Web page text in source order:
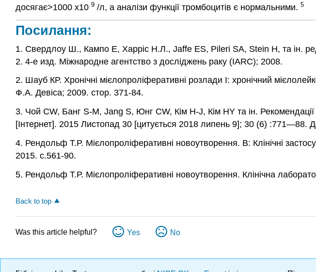
досягає>1000 x10 9 /л, а аналізи функції тромбоцитів є нормальними. 5
Посилання:
1. Свердлоу Ш., Кампо Е, Харріс Н.Л., Jaffe ES, Pileri SA, Stein H, та ін.
2. 4-е изд. Міжнародне агентство з досліджень раку (IARC); 2008.
2. Шауб КР. Хронічні мієлопроліферативні розлади I: хронічний
Ф.А. Девіса; 2009. стор. 371-84.
3. Чой CW, Банг S-M, Jang S, Юнг CW, Кім H-J, Кім HY та ін.
[Інтернет]. 2015 Листопад 30 [цитується 2018 липень 9]; 30 (6) :771—88.
4. Рендольф Т.Р. Мієлопроліферативні новоутворення. В: Клінічні
2015. с.561-90.
5. Рендольф Т.Р. Мієлопроліферативні новоутворення. Клінічна
Back to top
Was this article helpful? Yes No